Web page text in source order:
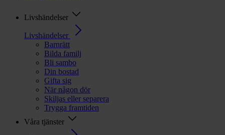
Livshändelser
Livshändelser
Barnrätt
Bilda familj
Bli sambo
Din bostad
Gifta sig
När någon dör
Skiljas eller separera
Trygga framtiden
Våra tjänster